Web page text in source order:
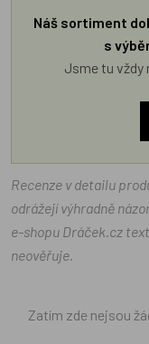
Náš sortiment
s
Jsme tu vždy
Recenze v detailu
odrážejí výhradně
e-shopu Dráček.cz
neověřuje.
Zatím zde nejsou